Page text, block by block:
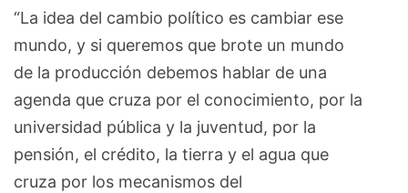
“La idea del cambio político es cambiar ese
mundo, y si queremos que brote un mundo
de la producción debemos hablar de una
agenda que cruza por el conocimiento, por la
universidad pública y la juventud, por la
pensión, el crédito, la tierra y el agua que
cruza por los mecanismos del